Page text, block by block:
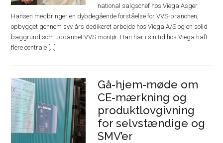
national salgschef hos Viega Asger
Hansen medbringer en dybdegående forståelse for VVS-branchen,
opbygget gennem syv års dedikeret arbejde hos Viega A/S og en solid
baggrund som uddannet VVS-montør. Han har i sin tid hos Viega haft
flere centrale [...]
Gå-hjem-møde om
CE-mærkning og
produktlovgivning
for selvstændige og
SMV’er